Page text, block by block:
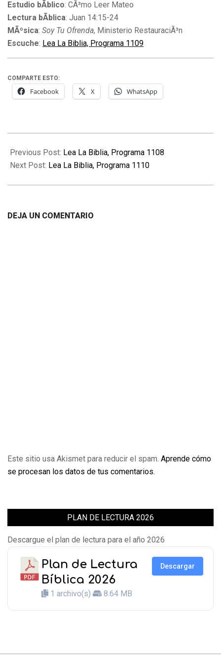
Estudio bÃ­blico: CÃ³mo Leer Mateo
Lectura bÃ­blica: Juan 14:15-24
MÃºsica: Soy Tu Ofrenda, Ministerio RestauraciÃ³n
Escuche: Lea La Biblia, Programa 1109
COMPARTE ESTO:
Facebook X WhatsApp
05-
26
Previous Post: Lea La Biblia, Programa 1108
Next Post: Lea La Biblia, Programa 1110
DEJA UN COMENTARIO
Este sitio usa Akismet para reducir el spam. Aprende cómo
se procesan los datos de tus comentarios.
PLAN DE LECTURA 2026
Descargue el plan de lectura para el año 2026
Plan de Lectura
Bíblica 2026
1 archivo(s) 8.64 MB
Descargar